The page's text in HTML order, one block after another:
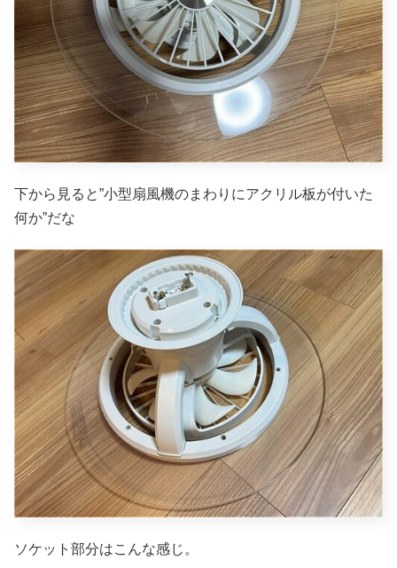
下から見ると”小型扇風機のまわりにアクリル板が付いた
何か”だな
ソケット部分はこんな感じ。